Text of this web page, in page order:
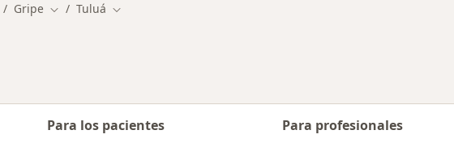
Gripe Cambiar de ciudad
Tuluá Cambiar de ciudad
Para los pacientes
Para profesionales